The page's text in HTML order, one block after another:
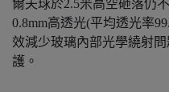
爾夫球於2.5米高空砸落仍不
0.8mm高透光(平均透光率
效減少玻璃內部光學繞射
護。